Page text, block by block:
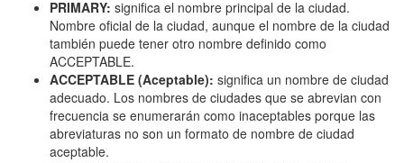
PRIMARY: significa el nombre principal de la ciudad.
Nombre oficial de la ciudad, aunque el nombre de la ciudad
también puede tener otro nombre definido como
ACCEPTABLE.
ACCEPTABLE (Aceptable): significa un nombre de ciudad
adecuado. Los nombres de ciudades que se abrevian con
frecuencia se enumerarán como inaceptables porque las
abreviaturas no son un formato de nombre de ciudad
aceptable.